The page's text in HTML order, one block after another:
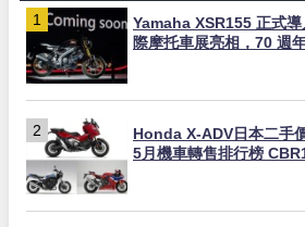
Yamaha XSR155 正式
際摩托車展亮相，70 週
Honda X-ADV日本二手
5月機車轉售排行榜